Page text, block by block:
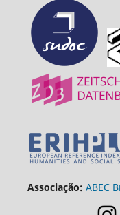
Associação: ABEC